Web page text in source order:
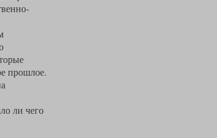
прошлое.
ли чего